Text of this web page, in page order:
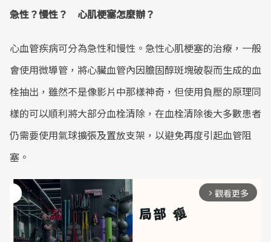
急性？慢性？ 心肌梗塞怎麼辦？
心血管疾病可分為急性和慢性。急性心肌梗塞的治療，一般
會使用微導管，將心臟血管內因膽固醇斑塊破裂而生成的血
栓抽出，雖然不是像影片中那樣神奇，但使用負壓的原理同
樣的可以順利將大部分血栓清除，在血栓清除後大多數患者
仍需要使用氣球擴張及置放支架，以避免再度引起血管阻
塞。
arrow_forward_ios 觀看更多